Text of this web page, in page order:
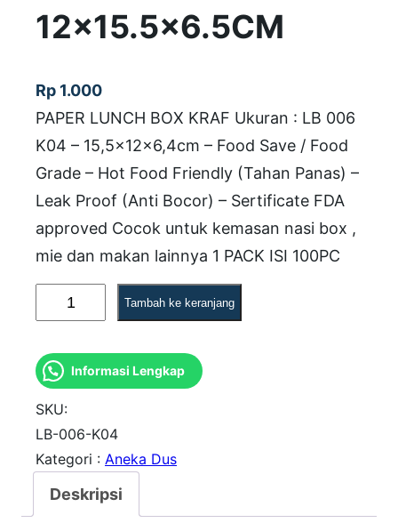
12×15.5×6.5CM
Rp 1.000
PAPER LUNCH BOX KRAF Ukuran : LB 006
K04 – 15,5x12x6,4cm – Food Save / Food
Grade – Hot Food Friendly (Tahan Panas) –
Leak Proof (Anti Bocor) – Sertificate FDA
approved Cocok untuk kemasan nasi box ,
mie dan makan lainnya 1 PACK ISI 100PC
u
a
n
t
i
t
Tambah ke keranjang
Informasi Lengkap
SKU:
LB-006-K04
Kategori : Aneka Dus
Deskripsi